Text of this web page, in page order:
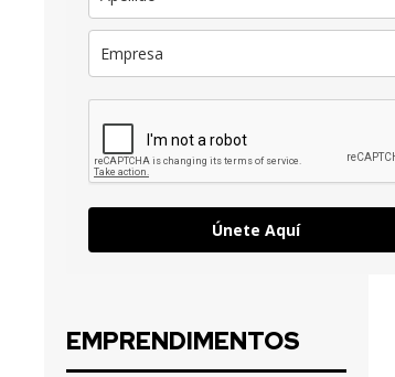
Únete Aquí
EMPRENDIMENTOS